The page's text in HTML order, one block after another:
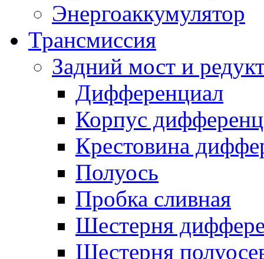
Энергоаккумулятор
Трансмиссия
Задний мост и
Дифференциал
Корпус
Крестовина
Полуось
Пробка сливная
Шестерня
Шестерня